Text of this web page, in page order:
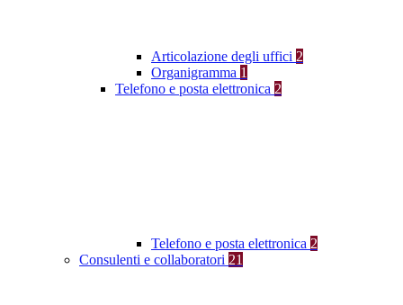
Articolazione degli uffici 2
Organigramma 1
Telefono e posta elettronica 2
Telefono e posta elettronica 2
Consulenti e collaboratori 21